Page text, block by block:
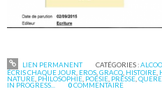
LIEN PERMANENT CATÉGORIES :
ÉCRIS CHAQUE JOUR EROS ,GRACQ HISTOIRE
NATURE PHILOSOPHIE POÉSIE PRESSE ,
IN PROGRESS... 0COMMENTAIRE